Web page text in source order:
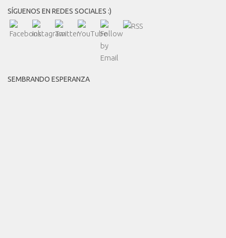
SÍGUENOS EN REDES SOCIALES :)
SEMBRANDO ESPERANZA